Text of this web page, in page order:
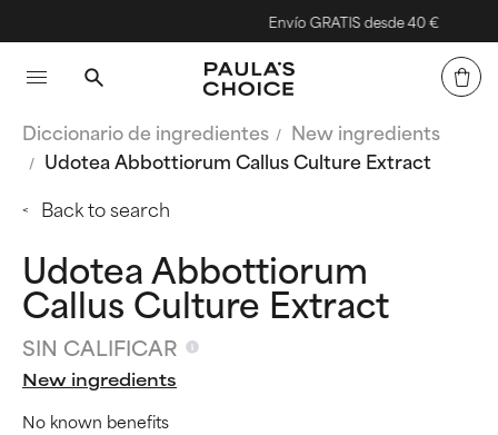
Envío GRATIS desde 40 €
Diccionario de ingredientes
New ingredients
Udotea Abbottiorum Callus Culture Extract
Back to search
Udotea Abbottiorum
Callus Culture Extract
SIN CALIFICAR
New ingredients
No known benefits